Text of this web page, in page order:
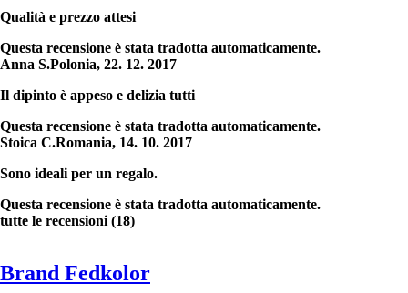
Qualità e prezzo attesi
Questa recensione è stata tradotta automaticamente.
Anna S.Polonia, 22. 12. 2017
Il dipinto è appeso e delizia tutti
Questa recensione è stata tradotta automaticamente.
Stoica C.Romania, 14. 10. 2017
Sono ideali per un regalo.
Questa recensione è stata tradotta automaticamente.
tutte le recensioni (18)
Brand Fedkolor